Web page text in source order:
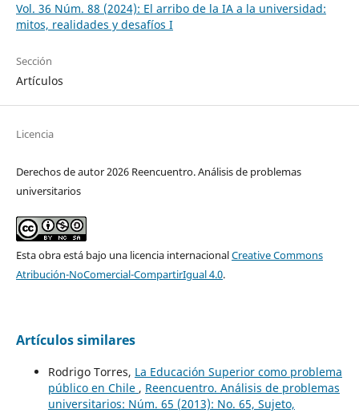
Vol. 36 Núm. 88 (2024): El arribo de la IA a la universidad:
mitos, realidades y desafíos I
Sección
Artículos
Licencia
Derechos de autor 2026 Reencuentro. Análisis de problemas
universitarios
Esta obra está bajo una licencia internacionalCreative Commons
Atribución-NoComercial-CompartirIgual 4.0.
Artículos similares
Rodrigo Torres, La Educación Superior como problema
público en Chile , Reencuentro. Análisis de problemas
universitarios: Núm. 65 (2013): No. 65, Sujeto,